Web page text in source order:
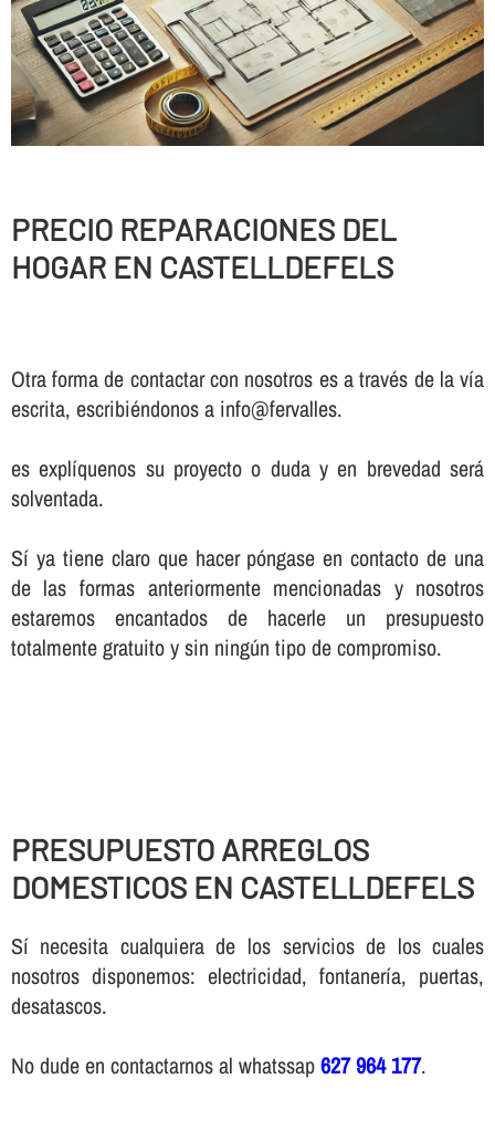
PRECIO REPARACIONES DEL
HOGAR EN CASTELLDEFELS
Otra forma de contactar con nosotros es a través de la vía
escrita, escribiéndonos a info@fervalles.
es explíquenos su proyecto o duda y en brevedad será
solventada.
Sí ya tiene claro que hacer póngase en contacto de una
de las formas anteriormente mencionadas y nosotros
estaremos encantados de hacerle un presupuesto
totalmente gratuito y sin ningún tipo de compromiso.
PRESUPUESTO ARREGLOS
DOMESTICOS EN CASTELLDEFELS
Sí necesita cualquiera de los servicios de los cuales
nosotros disponemos: electricidad, fontanería, puertas,
desatascos.
No dude en contactarnos al whatssap627 964 177.